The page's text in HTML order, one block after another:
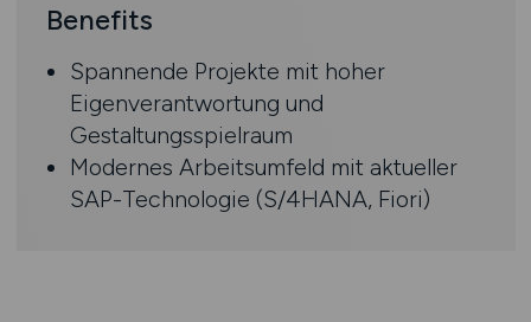
Benefits
Spannende Projekte mit hoher
Eigenverantwortung und
Gestaltungsspielraum
Modernes Arbeitsumfeld mit aktueller
SAP-Technologie (S/4HANA, Fiori)